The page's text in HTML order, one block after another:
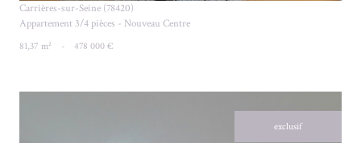
Carrières-sur-Seine (78420)
Appartement 3/4 pièces - Nouveau Centre
81,37 m² - 478 000 €
exclusif